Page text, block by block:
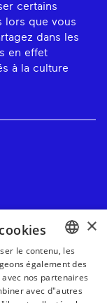
certains
lors que vous
dans les
en effet
à la culture
BASQUE
FRENCH
×
le contenu, les
également des
nos partenaires
avec d"autres